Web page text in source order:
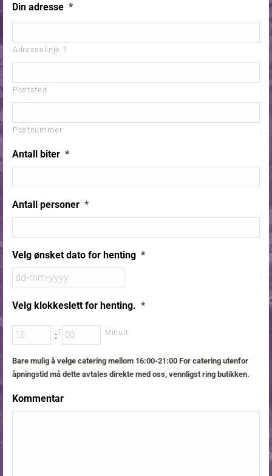
Din adresse *
Adresselinje 1
Poststed
Postnummer
Antall biter *
Antall personer *
Velg ønsket dato for henting *
Velg klokkeslett for henting. *
:Time Minutt
Bare mulig å velge catering mellom 16:00-21:00 For catering utenfor
åpningstid må dette avtales direkte med oss, vennligst ring butikken.
Kommentar